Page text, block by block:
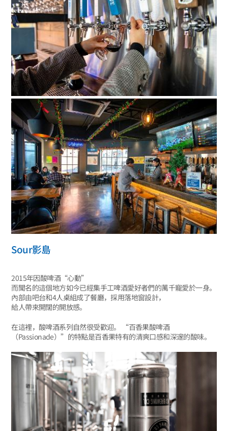
Sour影島
2015年因酸啤酒“心動”
而聞名的這個地方如今已經集手工啤酒愛好者們的萬千寵愛於一身。
內部由吧台和4人桌組成了餐廳，採用落地窗設計，
給人帶來開闊的開放感。
在這裡，酸啤酒系列自然很受歡迎。 “百香果酸啤酒
（Passionade）”的特點是百香果特有的清爽口感和深邃的酸味。